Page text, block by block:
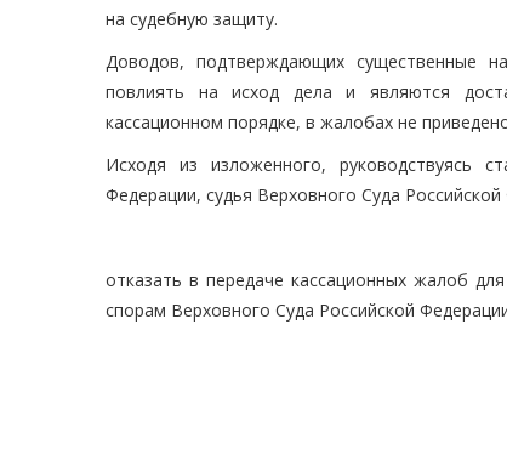
на судебную защиту.
Доводов, подтверждающих существенные
повлиять на исход дела и являются
кассационном порядке, в жалобах не
Исходя из изложенного, руководствуясь
Федерации, судья Верховного Суда
отказать в передаче кассационных жалоб
спорам Верховного Суда Российской